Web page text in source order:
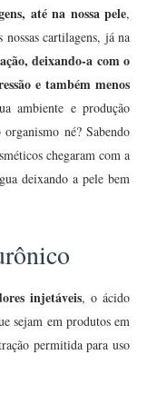
até na nossa pele,
cartilagens, já na
deixando-a com o
e também menos
ambiente e produção
né? Sabendo
chegaram com a
deixando a pele bem
injetáveis, o ácido
sejam em produtos em
permitida para uso